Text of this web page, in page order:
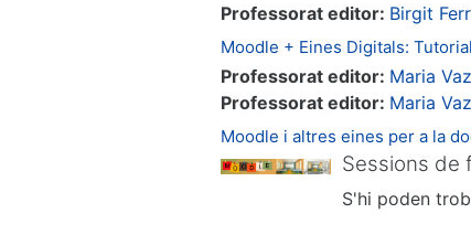
Professorat editor: Birgit
Moodle + Eines Digitals:
Professorat editor: Maria
Professorat editor: Maria
Moodle i altres eines per a la
Sessions de
S'hi poden